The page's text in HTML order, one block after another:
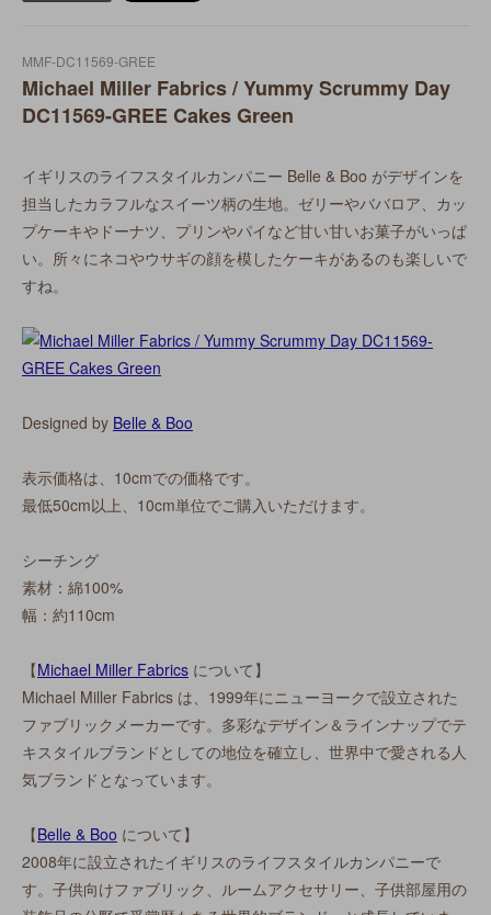
MMF-DC11569-GREE
Michael Miller Fabrics / Yummy Scrummy Day
DC11569-GREE Cakes Green
イギリスのライフスタイルカンパニー Belle & Boo がデザインを
担当したカラフルなスイーツ柄の生地。ゼリーやババロア、カッ
プケーキやドーナツ、プリンやパイなど甘い甘いお菓子がいっぱ
い。所々にネコやウサギの顔を模したケーキがあるのも楽しいで
すね。
Designed by Belle & Boo
表示価格は、10cmでの価格です。
最低50cm以上、10cm単位でご購入いただけます。
シーチング
素材：綿100%
幅：約110cm
【Michael Miller Fabrics について】
Michael Miller Fabrics は、1999年にニューヨークで設立された
ファブリックメーカーです。多彩なデザイン＆ラインナップでテ
キスタイルブランドとしての地位を確立し、世界中で愛される人
気ブランドとなっています。
【Belle & Boo について】
2008年に設立されたイギリスのライフスタイルカンパニーで
す。子供向けファブリック、ルームアクセサリー、子供部屋用の